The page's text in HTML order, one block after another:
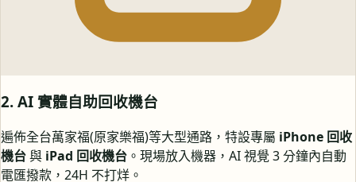
2. AI 實體自助回收機台
遍佈全台萬家福(原家樂福)等大型通路，特設專屬 iPhone 回收
機台與 iPad 回收機台 。現場放入機器，AI 視覺 3 分鐘內自動
電匯撥款，24H 不打烊。